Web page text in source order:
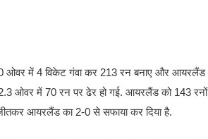
ओवर में 4 विकेट गंवा कर 213 रन बनाए और आयरलैंड
ओवर में 70 रन पर ढेर हो गई. आयरलैंड को 143 रनों
आयरलैंड का 2-0 से सफाया कर दिया है.